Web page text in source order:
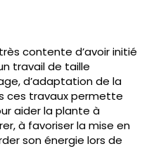
contente d’avoir initié
travail de taille
d’adaptation de la
ces travaux permette
aider la plante à
à favoriser la mise en
son énergie lors de